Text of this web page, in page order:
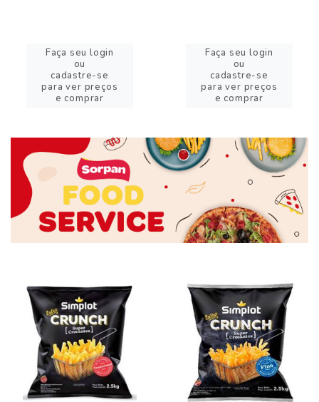
Faça seu login
ou
cadastre-se
para ver preços
e comprar
Faça seu login
ou
cadastre-se
para ver preços
e comprar